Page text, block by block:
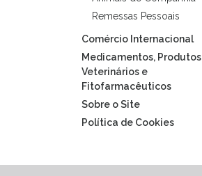
Remessas Pessoais
Comércio Internacional
Medicamentos, Produtos
Veterinários e
Fitofarmacêuticos
Sobre o Site
Política de Cookies